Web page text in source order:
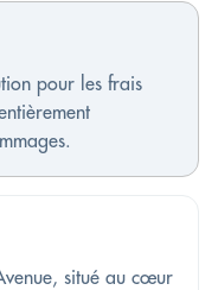
pour les frais
situé au cœur